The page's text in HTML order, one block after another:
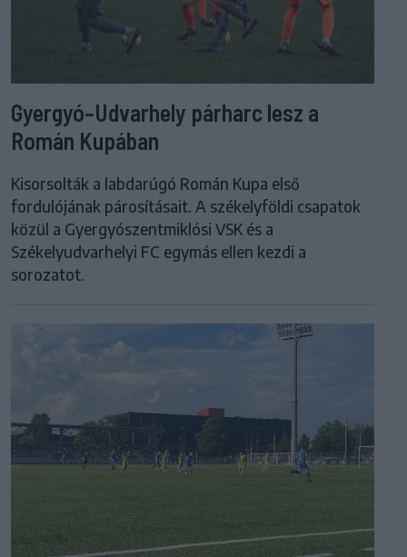
Gyergyó–Udvarhely párharc lesz a
Román Kupában
Kisorsolták a labdarúgó Román Kupa első
fordulójának párosításait. A székelyföldi csapatok
közül a Gyergyószentmiklósi VSK és a
Székelyudvarhelyi FC egymás ellen kezdi a
sorozatot.